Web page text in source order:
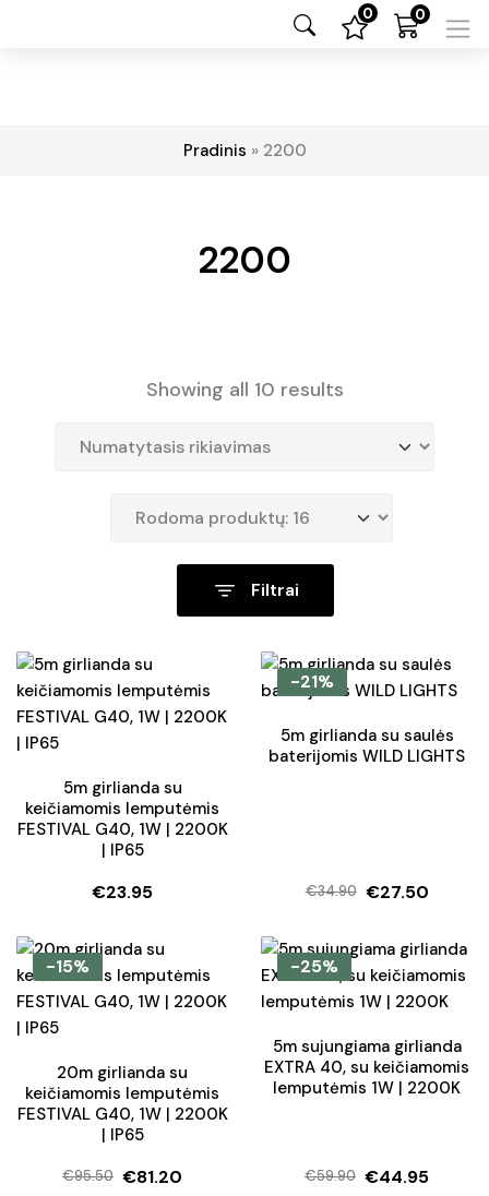
0 0
Pradinis » 2200
2200
Showing all 10 results
Filtrai
5m girlianda su
keičiamomis lemputėmis
FESTIVAL G40, 1W | 2200K
| IP65
€23.95
-21%
5m girlianda su saulės
baterijomis WILD LIGHTS
€34.90
Original
was:
€34.90.
€27.50
Current
is:
€27.50.
-15%
20m girlianda su
keičiamomis lemputėmis
FESTIVAL G40, 1W | 2200K
| IP65
€95.50
Original
€81.20
Current
-25%
5m sujungiama girlianda
EXTRA 40, su keičiamomis
lemputėmis 1W | 2200K
€59.90
Original
€44.95
Current